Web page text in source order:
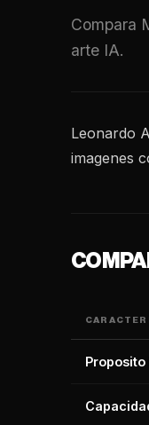
Compara
arte IA.
Leonardo
imagenes